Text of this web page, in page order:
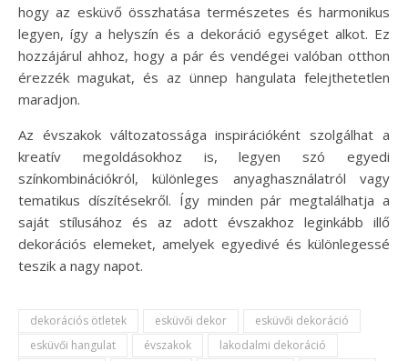
hogy az esküvő összhatása természetes és harmonikus
legyen, így a helyszín és a dekoráció egységet alkot. Ez
hozzájárul ahhoz, hogy a pár és vendégei valóban otthon
érezzék magukat, és az ünnep hangulata felejthetetlen
maradjon.
Az évszakok változatossága inspirációként szolgálhat a
kreatív megoldásokhoz is, legyen szó egyedi
színkombinációkról, különleges anyaghasználatról vagy
tematikus díszítésekről. Így minden pár megtalálhatja a
saját stílusához és az adott évszakhoz leginkább illő
dekorációs elemeket, amelyek egyedivé és különlegessé
teszik a nagy napot.
dekorációs ötletek esküvői dekor
esküvői dekoráció
esküvői hangulat
évszakok lakodalmi dekoráció